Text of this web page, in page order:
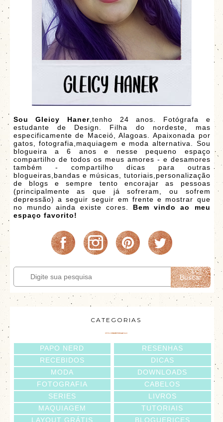
Sou Gleicy Haner,tenho 24 anos. Fotógrafa e
estudante de Design. Filha do nordeste, mas
especificamente de Maceió, Alagoas. Apaixonada por
gatos, fotografia,maquiagem e moda alternativa. Sou
blogueira a 6 anos e nesse pequeno espaço
compartilho de todos os meus amores - e desamores
também - compartilho dicas para outras
blogueiras,bandas e músicas, tutoriais,personalização
de blogs e sempre tento encorajar as pessoas
(principalmente as que já sofreram, ou sofrem
depressão) a seguir seguir em frente e mostrar que
no mundo ainda existe cores. Bem vindo ao meu
espaço favorito!
Buscar
CATEGORIAS
RESENHAS
DICAS
DOWNLOADS
CABELOS
LIVROS
TUTORIAIS
BLOGUERICES
PAPO NERD
RECEBIDOS
MODA
FOTOGRAFIA
SERIES
MAQUIAGEM
LAYOUT GRÁTIS